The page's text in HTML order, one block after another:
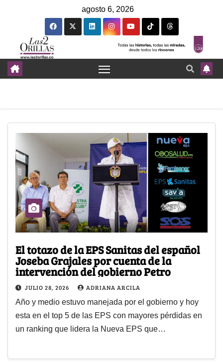
agosto 6, 2026
El totazo de la EPS Sanitas del español
Joseba Grajales por cuenta de la
intervención del gobierno Petro
JULIO 28, 2026 ADRIANA ARCILA
Año y medio estuvo manejada por el gobierno y hoy
esta en el top 5 de las EPS con mayores pérdidas en
un ranking que lidera la Nueva EPS que…